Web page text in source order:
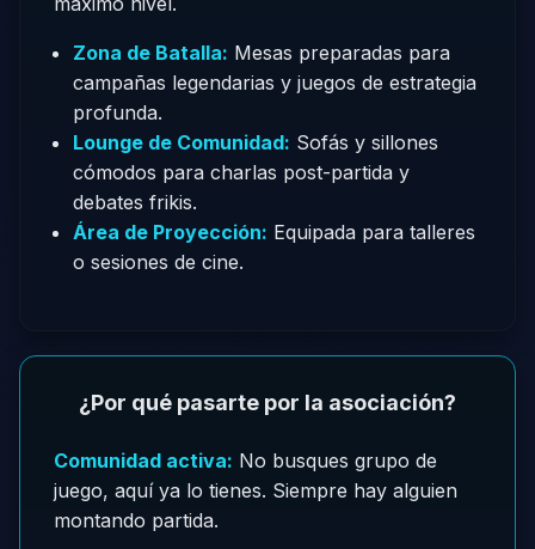
Zona de Batalla: Mesas preparadas para
campañas legendarias y juegos de estrategia
profunda.
Lounge de Comunidad: Sofás y sillones
cómodos para charlas post-partida y
debates frikis.
Área de Proyección: Equipada para talleres
o sesiones de cine.
¿Por qué pasarte por la asociación?
Comunidad activa: No busques grupo de
juego, aquí ya lo tienes. Siempre hay alguien
montando partida.